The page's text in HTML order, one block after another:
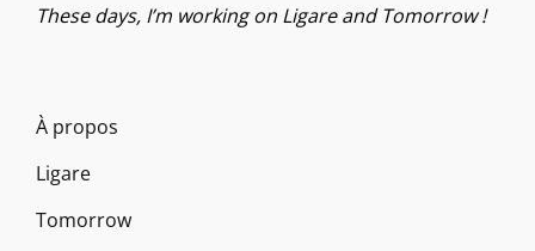
These days, I’m working on Ligare and Tomorrow !
À propos
Ligare
Tomorrow